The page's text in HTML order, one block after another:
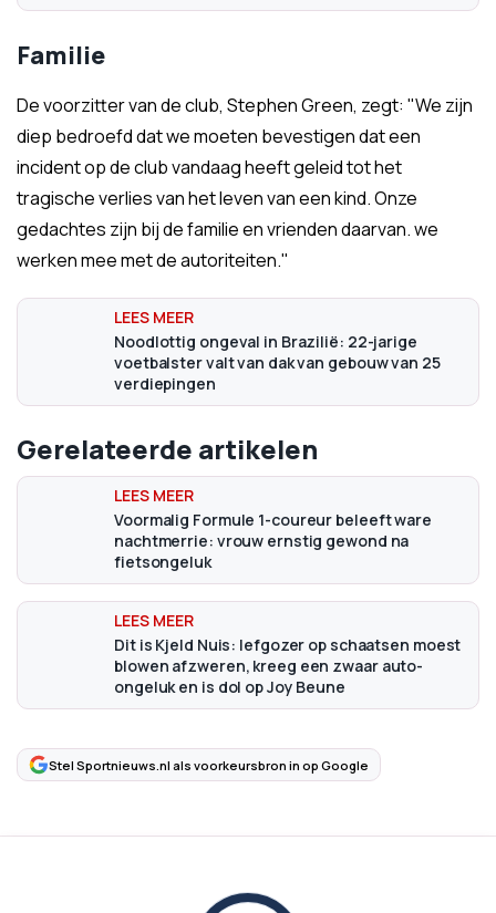
Familie
De voorzitter van de club, Stephen Green, zegt: "We zijn
diep bedroefd dat we moeten bevestigen dat een
incident op de club vandaag heeft geleid tot het
tragische verlies van het leven van een kind. Onze
gedachtes zijn bij de familie en vrienden daarvan. we
werken mee met de autoriteiten."
Noodlottig ongeval in Brazilië: 22-jarige
voetbalster valt van dak van gebouw van 25
verdiepingen
Gerelateerde artikelen
Voormalig Formule 1-coureur beleeft ware
nachtmerrie: vrouw ernstig gewond na
fietsongeluk
Dit is Kjeld Nuis: lefgozer op schaatsen moest
blowen afzweren, kreeg een zwaar auto-
ongeluk en is dol op Joy Beune
Stel Sportnieuws.nl als voorkeursbron in op Google